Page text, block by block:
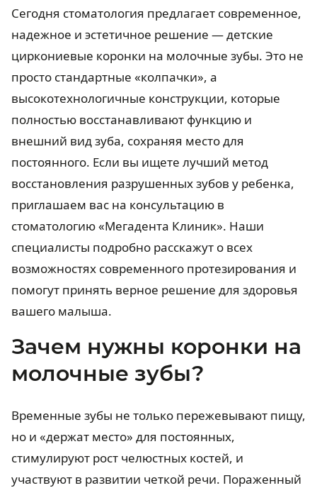
Сегодня стоматология предлагает современное,
надежное и эстетичное решение — детские
циркониевые коронки на молочные зубы. Это не
просто стандартные «колпачки», а
высокотехнологичные конструкции, которые
полностью восстанавливают функцию и
внешний вид зуба, сохраняя место для
постоянного. Если вы ищете лучший метод
восстановления разрушенных зубов у ребенка,
приглашаем вас на консультацию в
стоматологию «Мегадента Клиник». Наши
специалисты подробно расскажут о всех
возможностях современного протезирования и
помогут принять верное решение для здоровья
вашего малыша.
Зачем нужны коронки на
молочные зубы?
Временные зубы не только пережевывают пищу,
но и «держат место» для постоянных,
стимулируют рост челюстных костей, и
участвуют в развитии четкой речи. Пораженный